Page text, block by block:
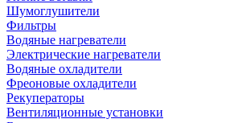
Шумоглушители
Фильтры
Водяные нагреватели
Электрические нагреватели
Водяные охладители
Фреоновые охладители
Рекуператоры
Вентиляционные установки